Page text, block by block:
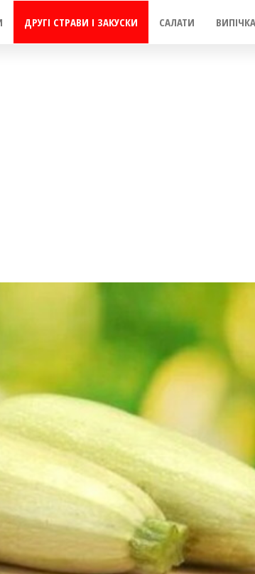
ДРУГІ СТРАВИ І ЗАКУСКИ САЛАТИ ВИПІЧКА